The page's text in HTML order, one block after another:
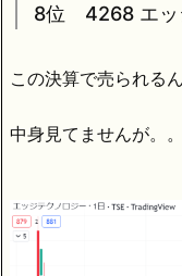
8位 4268 エ
この決算で売られるん
中身見てませんが。。